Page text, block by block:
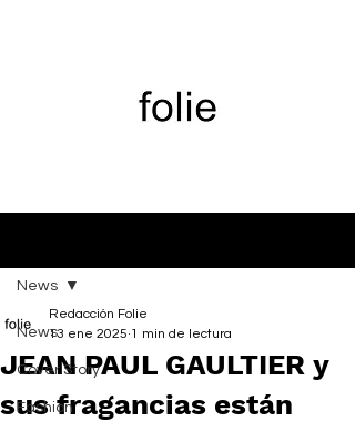
News
Cover Story
Fashion
News
JEAN PAUL GAULTIER y
sus fragancias están
Redacción Folie
13 ene 2025 1 min de lectura